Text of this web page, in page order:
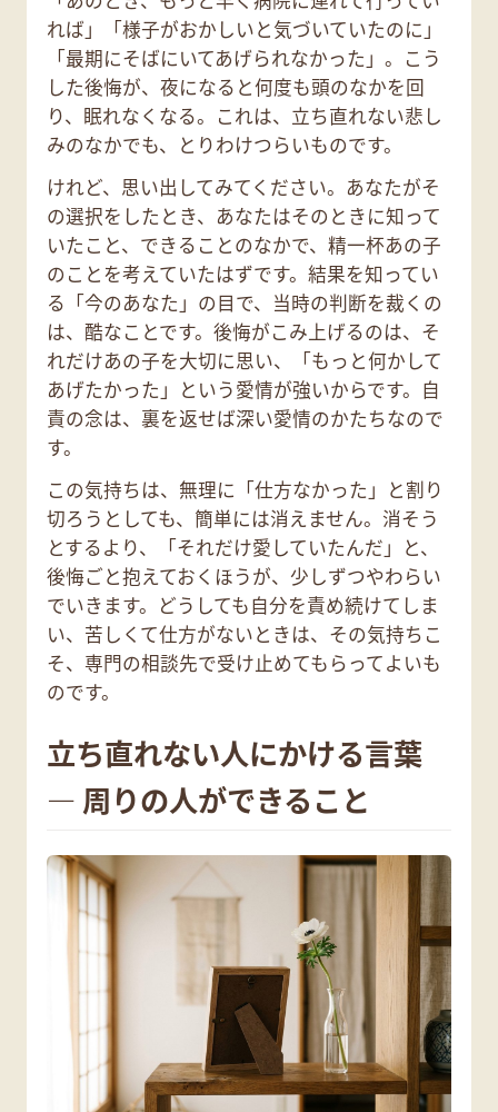
れば」「様子がおかしいと気づいていたのに」
「最期にそばにいてあげられなかった」。こう
した後悔が、夜になると何度も頭のなかを回
り、眠れなくなる。これは、立ち直れない悲し
みのなかでも、とりわけつらいものです。
けれど、思い出してみてください。あなたがそ
の選択をしたとき、あなたはそのときに知って
いたこと、できることのなかで、精一杯あの子
のことを考えていたはずです。結果を知ってい
る「今のあなた」の目で、当時の判断を裁くの
は、酷なことです。後悔がこみ上げるのは、そ
れだけあの子を大切に思い、「もっと何かして
あげたかった」という愛情が強いからです。自
責の念は、裏を返せば深い愛情のかたちなので
す。
この気持ちは、無理に「仕方なかった」と割り
切ろうとしても、簡単には消えません。消そう
とするより、「それだけ愛していたんだ」と、
後悔ごと抱えておくほうが、少しずつやわらい
でいきます。どうしても自分を責め続けてしま
い、苦しくて仕方がないときは、その気持ちこ
そ、専門の相談先で受け止めてもらってよいも
のです。
立ち直れない人にかける言葉
— 周りの人ができること